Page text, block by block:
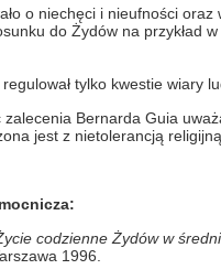
o niechęci i nieufności
do Żydów na przykład
tylko kwestie wiary
zalecenia Bernarda Guia
jest z nietolerancją
codzienne Żydów w
1996.